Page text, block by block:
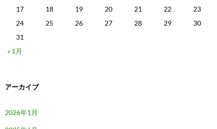
17
18 19 20 21 22
23
24
25 26 27 28 29
30
31
« 1月
アーカイブ
2026年1月